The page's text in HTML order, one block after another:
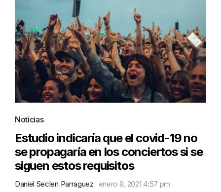
Noticias
Estudio indicaría que el covid-19 no
se propagaría en los conciertos si se
siguen estos requisitos
Daniel Seclen Parraguez enero 9, 2021 4:57 pm